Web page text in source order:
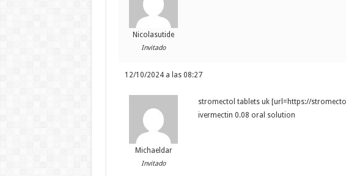
Nicolasutide
Invitado
12/10/2024 a las 08:27
Michaeldar
Invitado
stromectol tablets uk [url=https://
ivermectin 0.08 oral solution